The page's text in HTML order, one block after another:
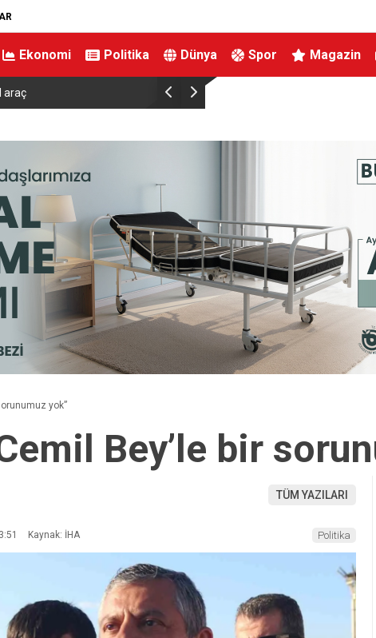
Ekonomi Politika Dünya Spor Magazin
araç Bakan Göktaş, Ağrı’da şehit yakınları ve
yok”
Bey’le bir
TÜM YAZILARI
Kaynak: İHA Politika